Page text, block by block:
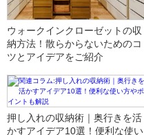
ウォークインクローゼットの収
納方法！散らからないためのコ
ツとアイデアをご紹介
押し入れの収納術｜奥行きを活
かすアイデア10選！便利な使い